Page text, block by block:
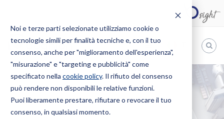
Noi e terze parti selezionate utilizziamo cookie o
tecnologie simili per finalità tecniche e, con il tuo
consenso, anche per "miglioramento dell'esperienza",
"misurazione" e "targeting e pubblicità" come
specificato nella cookie policy. Il rifiuto del consenso
può rendere non disponibili le relative funzioni.
Puoi liberamente prestare, rifiutare o revocare il tuo
consenso, in qualsiasi momento.
Bugnion
The
way
HOME NEWS
H&M VS YVES SAINT LAURENT: IMPOSSIBILE
CONFONDERSI